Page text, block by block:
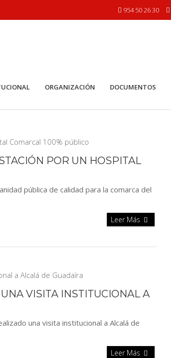
954 50 26 30
ORGANIZACIÓN DOCUMENTOS
POR UN HOSPITAL
pública de calidad para la comarca del
Leer Más
VISITA INSTITUCIONAL A
una visita institucional a Alcalá de
Leer Más